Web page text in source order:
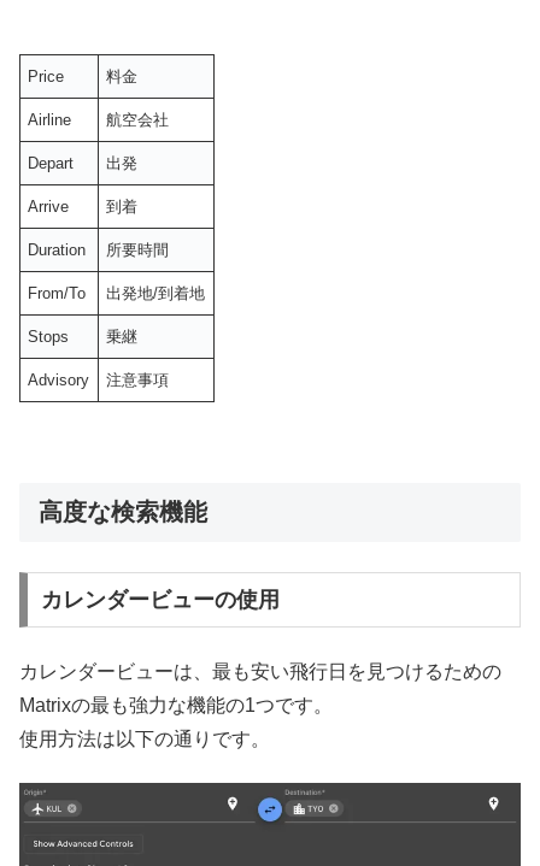
Price 料金
Airline 航空会社
Depart 出発
Arrive 到着
Duration 所要時間
From/To 出発地/到着地
Stops 乗継
Advisory 注意事項
高度な検索機能
カレンダービューの使用
カレンダービューは、最も安い飛行日を見つけるための
Matrixの最も強力な機能の1つです。
使用方法は以下の通りです。